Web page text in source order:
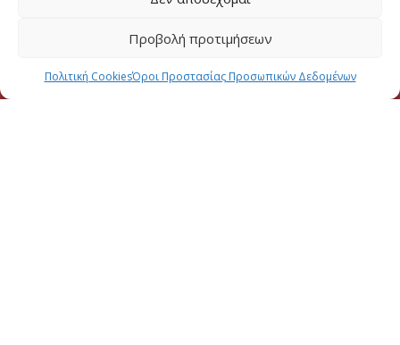
Προβολή προτιμήσεων
Πολιτική CookiesΌροι Προστασίας Προσωπικών Δεδομένων